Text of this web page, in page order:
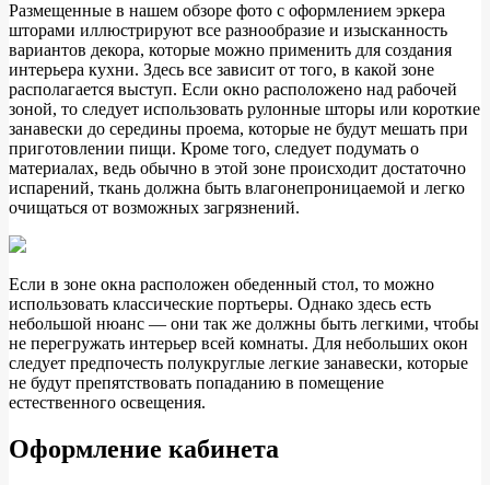
Размещенные в нашем обзоре фото с оформлением эркера
шторами иллюстрируют все разнообразие и изысканность
вариантов декора, которые можно применить для создания
интерьера кухни. Здесь все зависит от того, в какой зоне
располагается выступ. Если окно расположено над рабочей
зоной, то следует использовать рулонные шторы или короткие
занавески до середины проема, которые не будут мешать при
приготовлении пищи. Кроме того, следует подумать о
материалах, ведь обычно в этой зоне происходит достаточно
испарений, ткань должна быть влагонепроницаемой и легко
очищаться от возможных загрязнений.
Если в зоне окна расположен обеденный стол, то можно
использовать классические портьеры. Однако здесь есть
небольшой нюанс — они так же должны быть легкими, чтобы
не перегружать интерьер всей комнаты. Для небольших окон
следует предпочесть полукруглые легкие занавески, которые
не будут препятствовать попаданию в помещение
естественного освещения.
Оформление кабинета